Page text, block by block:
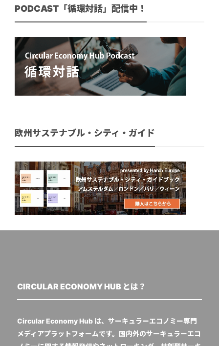
PODCAST「循環対話」配信中！
欧州サステナブル・シティ・ガイド
CIRCULAR ECONOMY HUB とは？
Circular Economy Hub は、サーキュラーエコノミー専門
メディアプラットフォームです。国内外のサーキュラーエコ